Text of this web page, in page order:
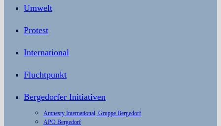
Umwelt
Protest
International
Fluchtpunkt
Bergedorfer Initiativen
Amnesty International, Gruppe Bergedorf
APO Bergedorf